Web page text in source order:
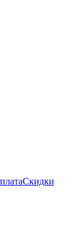
Скидки